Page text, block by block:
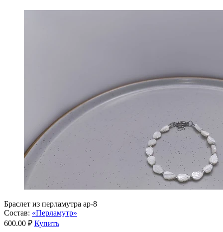
Браслет из перламутра ар-8
Состав: «Перламутр»
600.00 ₽ Купить